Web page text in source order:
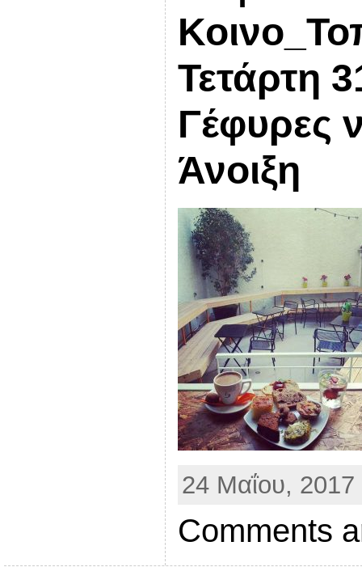
Τετάρτη
Γέφυρες
Άνοιξη
24 Μαΐου,
Comments